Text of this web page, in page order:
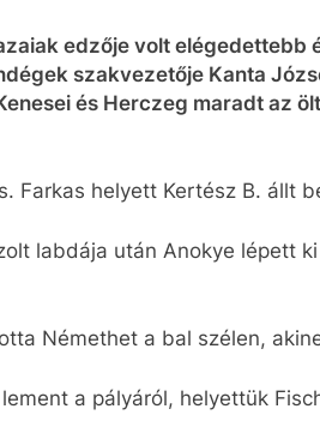
edzője volt elégedettebb
szakvezetője Kanta
és Herczeg maradt az
Farkas helyett Kertész B. állt
labdája után Anokye lépett
Némethet a bal szélen,
a pályáról, helyettük